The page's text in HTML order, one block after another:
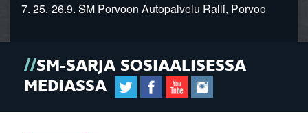
7. 25.-26.9. SM Porvoon Autopalvelu Ralli, Porvoo
SM-SARJA SOSIAALISESSA
MEDIASSA